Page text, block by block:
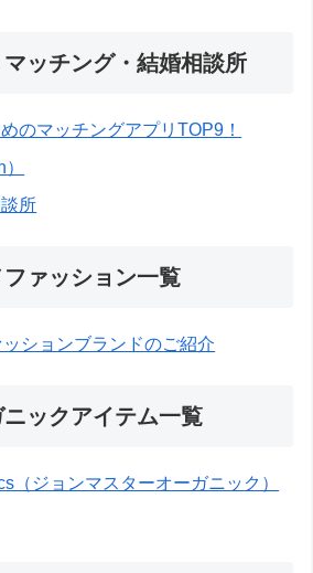
ッチング・結婚相談所
のマッチングアプリTOP9！
所
ァッション一覧
ションブランドのご紹介
ックアイテム一覧
（ジョンマスターオーガニック）